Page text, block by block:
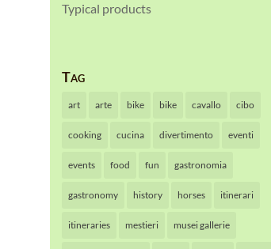
Typical products
Tag
art arte bike bike cavallo cibo
cooking cucina divertimento eventi
events food fun gastronomia
gastronomy history horses itinerari
itineraries mestieri musei gallerie